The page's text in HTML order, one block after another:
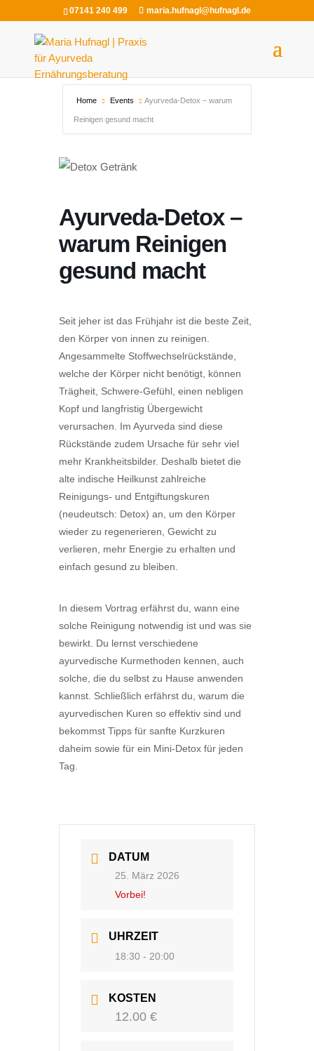
07141 240 499 maria.hufnagl@hufnagl.de
Home Events Ayurveda-Detox – warum
Reinigen gesund macht
Ayurveda-Detox –
warum Reinigen
gesund macht
Seit jeher ist das Frühjahr ist die beste Zeit,
den Körper von innen zu reinigen.
Angesammelte Stoffwechselrückstände,
welche der Körper nicht benötigt, können
Trägheit, Schwere-Gefühl, einen nebligen
Kopf und langfristig Übergewicht
verursachen. Im Ayurveda sind diese
Rückstände zudem Ursache für sehr viel
mehr Krankheitsbilder. Deshalb bietet die
alte indische Heilkunst zahlreiche
Reinigungs- und Entgiftungskuren
(neudeutsch: Detox) an, um den Körper
wieder zu regenerieren, Gewicht zu
verlieren, mehr Energie zu erhalten und
einfach gesund zu bleiben.
In diesem Vortrag erfährst du, wann eine
solche Reinigung notwendig ist und was sie
bewirkt. Du lernst verschiedene
ayurvedische Kurmethoden kennen, auch
solche, die du selbst zu Hause anwenden
kannst. Schließlich erfährst du, warum die
ayurvedischen Kuren so effektiv sind und
bekommst Tipps für sanfte Kurzkuren
daheim sowie für ein Mini-Detox für jeden
Tag.
DATUM
25. März 2026
Vorbei!
UHRZEIT
18:30 - 20:00
KOSTEN
12.00 €